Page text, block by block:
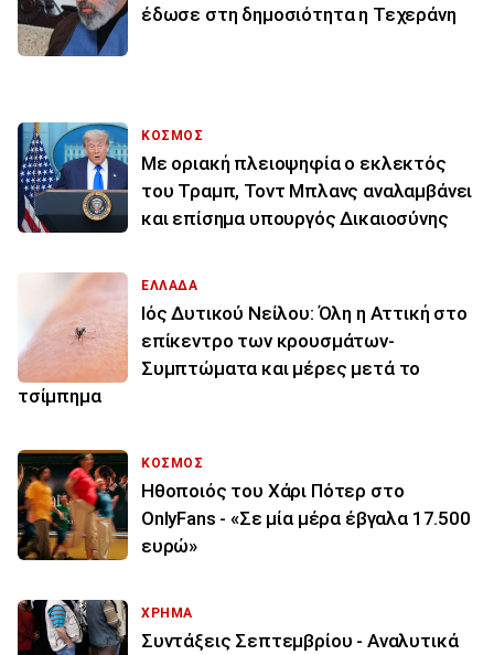
έδωσε στη δημοσιότητα η Τεχεράνη
ΚΟΣΜΟΣ
Με οριακή πλειοψηφία ο εκλεκτός
του Τραμπ, Τοντ Μπλανς αναλαμβάνει
και επίσημα υπουργός Δικαιοσύνης
ΕΛΛΑΔΑ
Ιός Δυτικού Νείλου: Όλη η Αττική στο
επίκεντρο των κρουσμάτων-
Συμπτώματα και μέρες μετά το
τσίμπημα
ΚΟΣΜΟΣ
Ηθοποιός του Χάρι Πότερ στο
OnlyFans - «Σε μία μέρα έβγαλα 17.500
ευρώ»
ΧΡΗΜΑ
Συντάξεις Σεπτεμβρίου - Αναλυτικά